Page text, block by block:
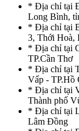
* Địa chỉ tại
Long Bình,
* Địa chỉ tại
3, Thới Hoà,
* Địa chỉ tại
TP.Cần Thơ
* Địa chỉ tại
Vấp - TP.Hồ
* Địa chỉ tại
Thành phố
* Địa chỉ tại
Lâm Đồng